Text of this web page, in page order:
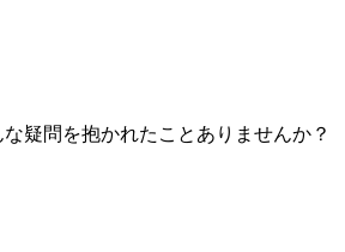
な疑問を抱かれたことありませんか？